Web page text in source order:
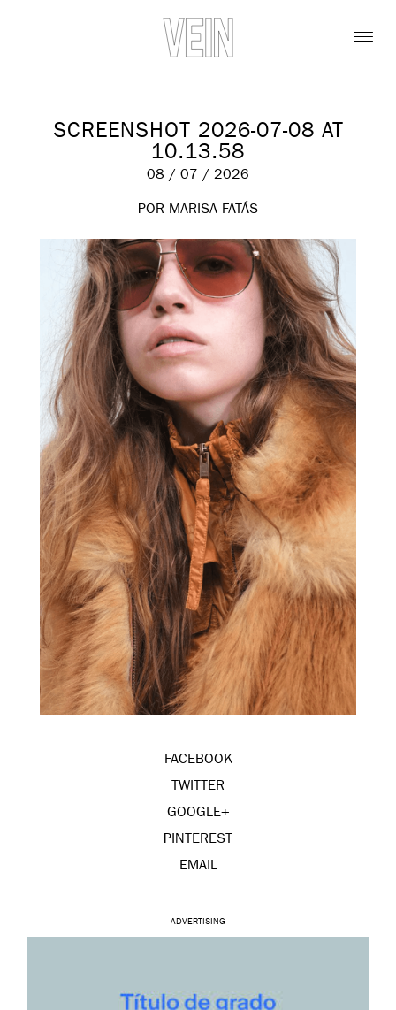
SCREENSHOT 2026-07-08 AT
10.13.58
08 / 07 / 2026
POR MARISA FATÁS
FACEBOOK
TWITTER
GOOGLE+
PINTEREST
EMAIL
ADVERTISING